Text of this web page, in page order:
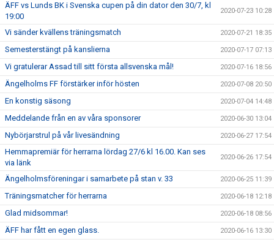
ÄFF vs Lunds BK i Svenska cupen på din dator den 30/7, kl
19:00
2020-07-23 10:28
Vi sänder kvällens träningsmatch 2020-07-21 18:35
Semesterstängt på kanslierna 2020-07-17 07:13
Vi gratulerar Assad till sitt första allsvenska mål! 2020-07-16 18:56
Ängelholms FF förstärker inför hösten 2020-07-08 20:50
En konstig säsong 2020-07-04 14:48
Meddelande från en av våra sponsorer 2020-06-30 13:04
Nybörjarstrul på vår livesändning 2020-06-27 17:54
Hemmapremiär för herrarna lördag 27/6 kl 16.00. Kan ses
via länk
2020-06-26 17:54
Ängelholmsföreningar i samarbete på stan v. 33 2020-06-25 11:39
Träningsmatcher för herrarna 2020-06-18 12:18
Glad midsommar! 2020-06-18 08:56
ÄFF har fått en egen glass. 2020-06-16 13:30